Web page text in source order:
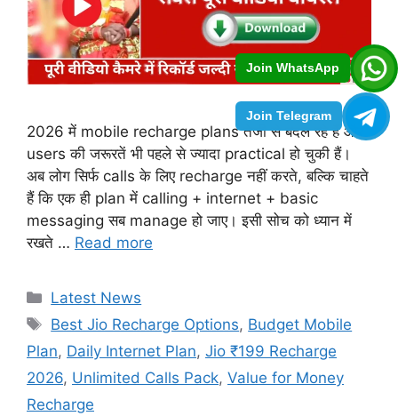
Join WhatsApp
Join Telegram
2026 में mobile recharge plans तेजी से बदल रहे हैं और
users की जरूरतें भी पहले से ज्यादा practical हो चुकी हैं।
अब लोग सिर्फ calls के लिए recharge नहीं करते, बल्कि चाहते
हैं कि एक ही plan में calling + internet + basic
messaging सब manage हो जाए। इसी सोच को ध्यान में
रखते … Read more
Categories
Latest News
Tags
Best Jio Recharge Options, Budget Mobile
Plan, Daily Internet Plan, Jio ₹199 Recharge
2026, Unlimited Calls Pack, Value for Money
Recharge